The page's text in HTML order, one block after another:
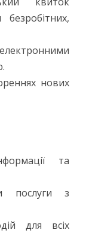
нових
та
послуги з
для всіх